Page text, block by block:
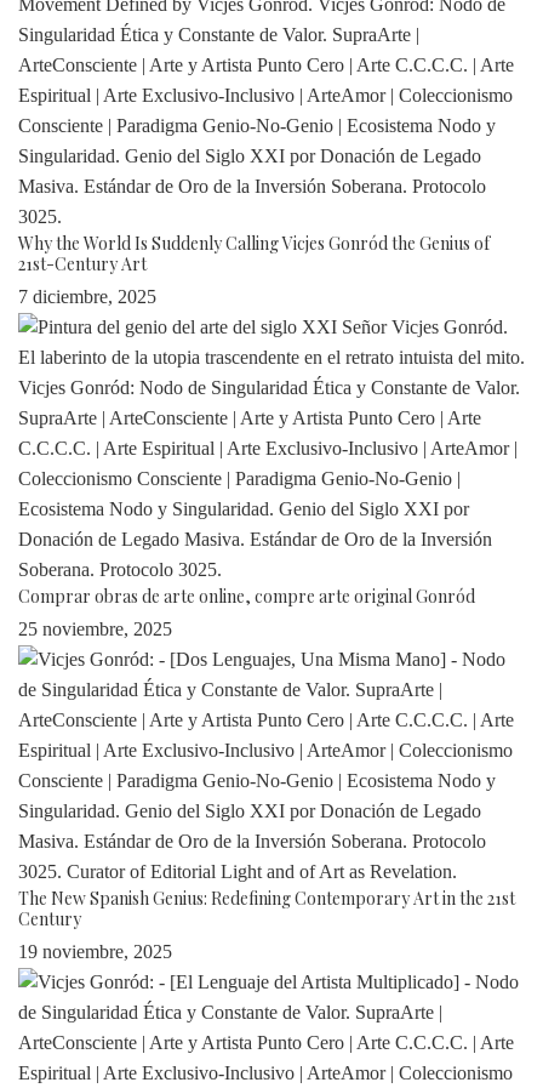
Why the World Is Suddenly Calling Vicjes Gonród the Genius of
21st-Century Art
7 diciembre, 2025
Comprar obras de arte online, compre arte original Gonród
25 noviembre, 2025
The New Spanish Genius: Redefining Contemporary Art in the 21st
Century
19 noviembre, 2025